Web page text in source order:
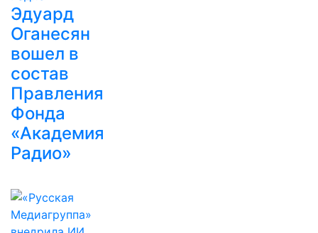
Эдуард
Оганесян
вошел в
состав
Правления
Фонда
«Академия
Радио»